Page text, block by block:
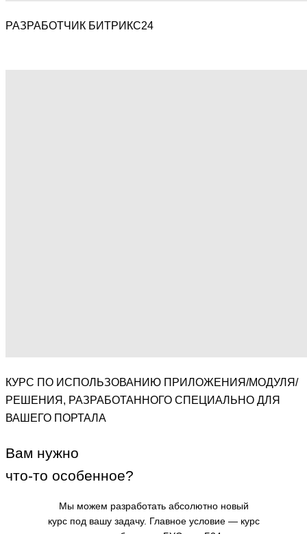
РАЗРАБОТЧИК БИТРИКС24
КУРС ПО ИСПОЛЬЗОВАНИЮ ПРИЛОЖЕНИЯ/МОДУЛЯ/
РЕШЕНИЯ, РАЗРАБОТАННОГО СПЕЦИАЛЬНО ДЛЯ
ВАШЕГО ПОРТАЛА
Вам нужно
что-то особенное?
Мы можем разработать абсолютно новый
курс под вашу задачу. Главное условие — курс